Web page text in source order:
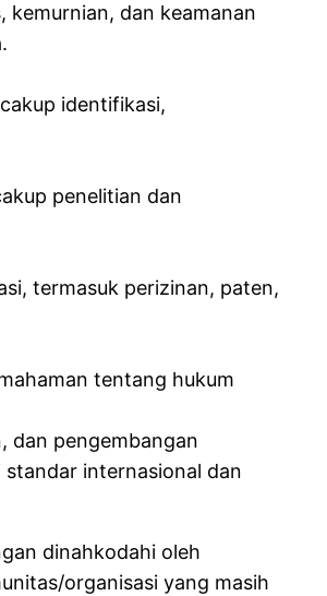
kemurnian, dan keamanan
identifikasi,
penelitian dan
termasuk perizinan, paten,
tentang hukum
dan pengembangan
internasional dan
dinahkodahi oleh
organisasi yang masih